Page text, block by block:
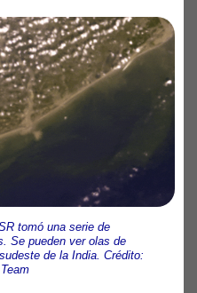
tomó una serie de
Se pueden ver olas de
de la India. Crédito: